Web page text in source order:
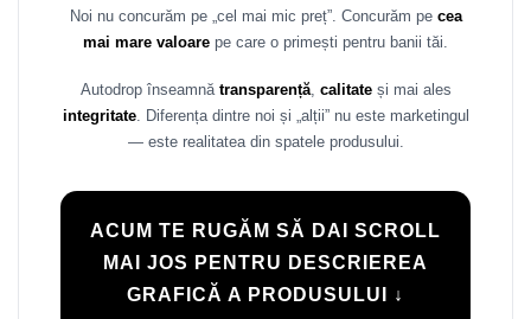
Rame adaptoare Alfa Romeo
Rame adaptoare Nissan
Rame adaptoare Fiat
Rame adaptoare Hyundai
Rame adaptoare Chevrolet
Rame adaptoare Mitsubishi
Noi nu concurăm pe „cel mai mic preț”. Concurăm pe cea
mai mare valoare pe care o primești pentru banii tăi.
Autodrop înseamnă transparență, calitateși mai ales
integritate. Diferența dintre noi și „alții” nu este marketingul
— este realitatea din spatele produsului.
ACUM TE RUGĂM SĂ DAI SCROLL
MAI JOS PENTRU DESCRIEREA
GRAFICĂ A PRODUSULUI ↓